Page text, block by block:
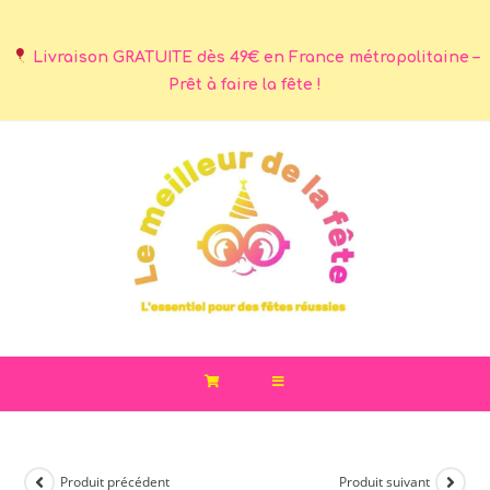
Livraison GRATUITE dès 49€ en France métropolitaine –
Prêt à faire la fête !
Produit précédent Produit suivant